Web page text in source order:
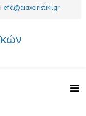
efd@diaxeiristiki.gr